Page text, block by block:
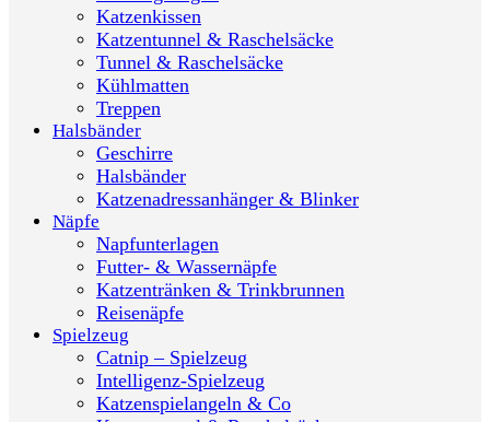
Katzenkissen
Katzentunnel & Raschelsäcke
Tunnel & Raschelsäcke
Kühlmatten
Treppen
Halsbänder
Geschirre
Halsbänder
Katzenadressanhänger & Blinker
Näpfe
Napfunterlagen
Futter- & Wassernäpfe
Katzentränken & Trinkbrunnen
Reisenäpfe
Spielzeug
Catnip – Spielzeug
Intelligenz-Spielzeug
Katzenspielangeln & Co